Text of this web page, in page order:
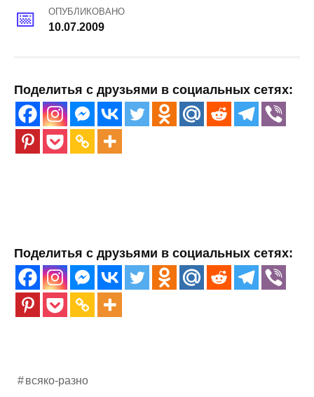
ОПУБЛИКОВАНО
10.07.2009
Поделитья с друзьями в социальных сетях:
Поделитья с друзьями в социальных сетях:
всяко-разно